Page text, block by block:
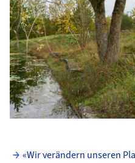
«Wir verändern unseren